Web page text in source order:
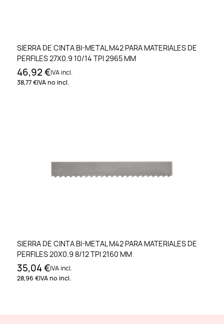
SIERRA DE CINTA BI-METAL M42 PARA MATERIALES DE
PERFILES 27X0.9 10/14 TPI 2965 MM
46,92 €IVA incl.
38,77 €IVA no incl.
SIERRA DE CINTA BI-METAL M42 PARA MATERIALES DE
PERFILES 20X0.9 8/12 TPI 2160 MM
35,04 €IVA incl.
28,96 €IVA no incl.